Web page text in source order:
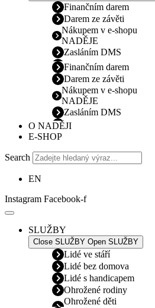
Finančním darem
Darem ze závěti
Nákupem v e-shopu
NADĚJE
Zasláním DMS
Finančním darem
Darem ze závěti
Nákupem v e-shopu
NADĚJE
Zasláním DMS
O NADĚJI
E-SHOP
Search
EN
Instagram Facebook-f
SLUŽBY
Close SLUŽBY Open SLUŽBY
Lidé ve stáří
Lidé bez domova
Lidé s handicapem
Ohrožené rodiny
Ohrožené děti